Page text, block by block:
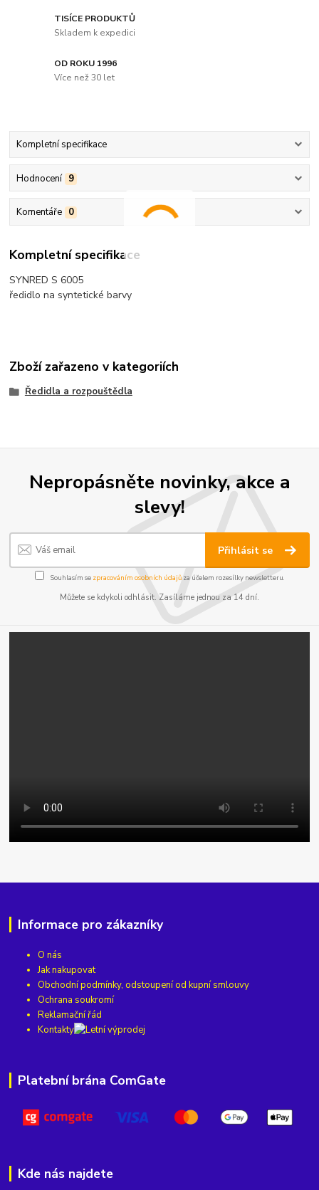
TISÍCE PRODUKTŮ
Skladem k expedici
OD ROKU 1996
Více než 30 let
Kompletní specifikace
Hodnocení 9
Komentáře 0
Kompletní specifikace
SYNRED S 6005
ředidlo na syntetické barvy
Zboží zařazeno v kategoriích
Ředidla a rozpouštědla
Nepropásněte novinky, akce a
slevy!
Přihlásit se
Souhlasím se zpracováním osobních údajůza účelem rozesílky newsletteru.
Můžete se kdykoli odhlásit. Zasíláme jednou za 14 dní.
Informace pro zákazníky
O nás
Jak nakupovat
Obchodní podmínky, odstoupení od kupní smlouvy
Ochrana soukromí
Reklamační řád
Kontakty
Platební brána ComGate
Kde nás najdete